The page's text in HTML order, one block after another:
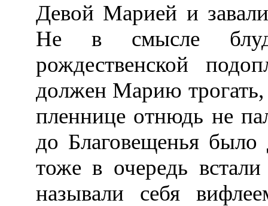
Девой Марией и
Не в смысле
рождественской
должен Марию
пленнице отнюдь не
до Благовещенья было
тоже в очередь
называли себя